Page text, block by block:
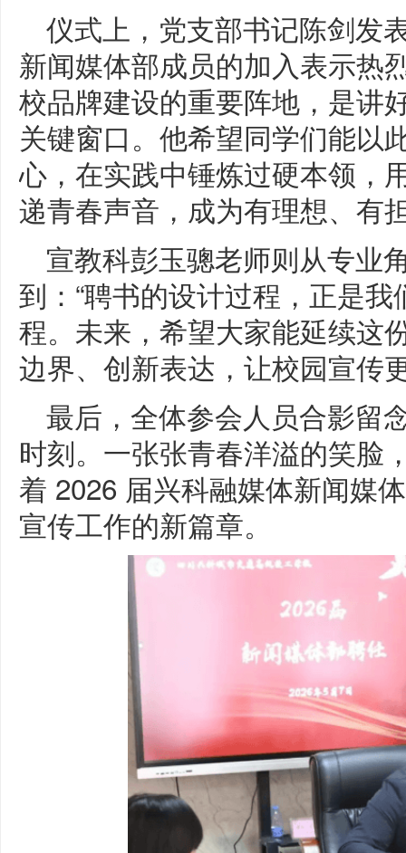
仪式上，党支部书记陈剑发
新闻媒体部成员的加入表示热
校品牌建设的重要阵地，是讲
关键窗口。他希望同学们能以
心，在实践中锤炼过硬本领，
递青春声音，成为有理想、有
宣教科彭玉骢老师则从专业
到：“聘书的设计过程，正是我
程。未来，希望大家能延续这
边界、创新表达，让校园宣传
最后，全体参会人员合影留
时刻。一张张青春洋溢的笑脸
着 2026 届兴科融媒体新闻媒
宣传工作的新篇章。